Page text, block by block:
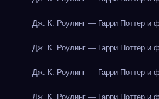
Дж. К. Роулинг — Гарри Поттер и
Дж. К. Роулинг — Гарри Поттер и
Дж. К. Роулинг — Гарри Поттер и
Дж. К. Роулинг — Гарри Поттер и